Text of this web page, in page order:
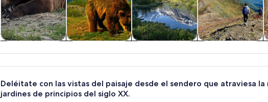
excursiones de
un día
personalizados
actividades al
aire libre
naturaleza
Deléitate con las vistas del paisaje desde el sendero que atraviesa
jardines de principios del siglo XX.